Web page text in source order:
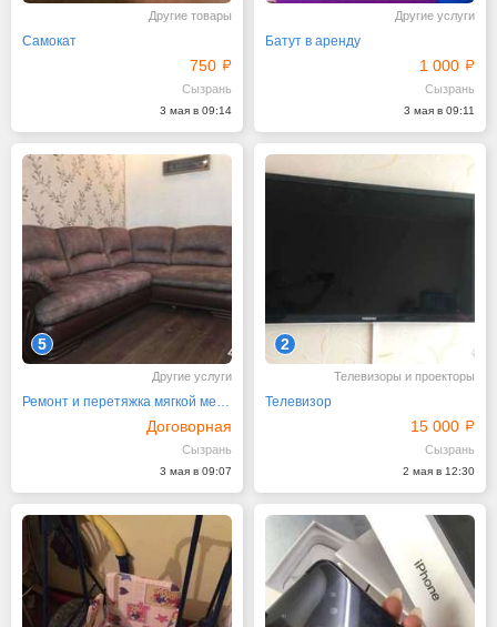
Другие товары
Самокат
750
Сызрань
3 мая в 09:14
Другие услуги
Батут в аренду
1 000
Сызрань
3 мая в 09:11
5
Другие услуги
Ремонт и перетяжка мягкой мебели
Договорная
Сызрань
3 мая в 09:07
2
Телевизоры и проекторы
Телевизор
15 000
Сызрань
2 мая в 12:30